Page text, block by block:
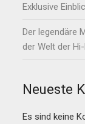
Exklusive
Der legendäre
der Welt der
Neueste
Es sind keine